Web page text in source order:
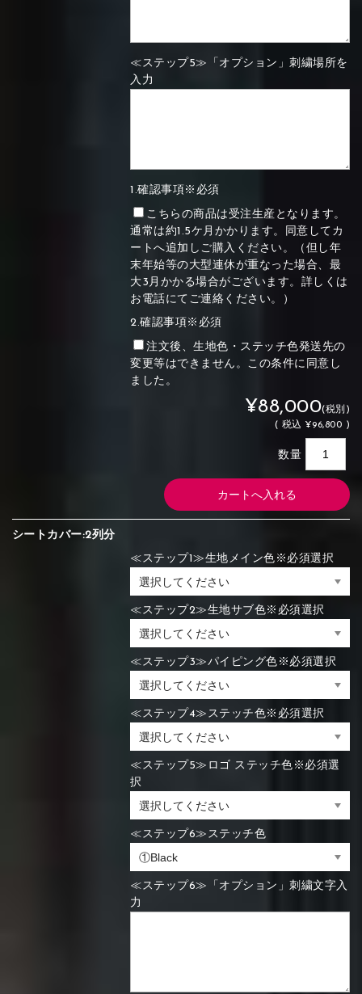
≪ステップ5≫「オプション」刺繍場所を
入力
1.確認事項※必須
こちらの商品は受注生産となります。
通常は約1.5ケ月かかります。同意してカ
ートへ追加しご購入ください。（但し年
末年始等の大型連休が重なった場合、最
大3月かかる場合がございます。詳しくは
お電話にてご連絡ください。）
2.確認事項※必須
注文後、生地色・ステッチ色発送先の
変更等はできません。この条件に同意し
ました。
¥88,000(税別)
( 税込 ¥96,800 )
数量
シートカバー:2列分
≪ステップ1≫生地メイン色※必須選択
≪ステップ2≫生地サブ色※必須選択
≪ステップ3≫パイピング色※必須選択
≪ステップ4≫ステッチ色※必須選択
≪ステップ5≫ロゴ ステッチ色※必須選
択
≪ステップ6≫ステッチ色
≪ステップ6≫「オプション」刺繍文字入
力